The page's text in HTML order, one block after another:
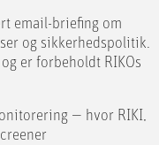
email-briefing om
og sikkerhedspolitik.
er forbeholdt RIKOs
— hvor RIKI,